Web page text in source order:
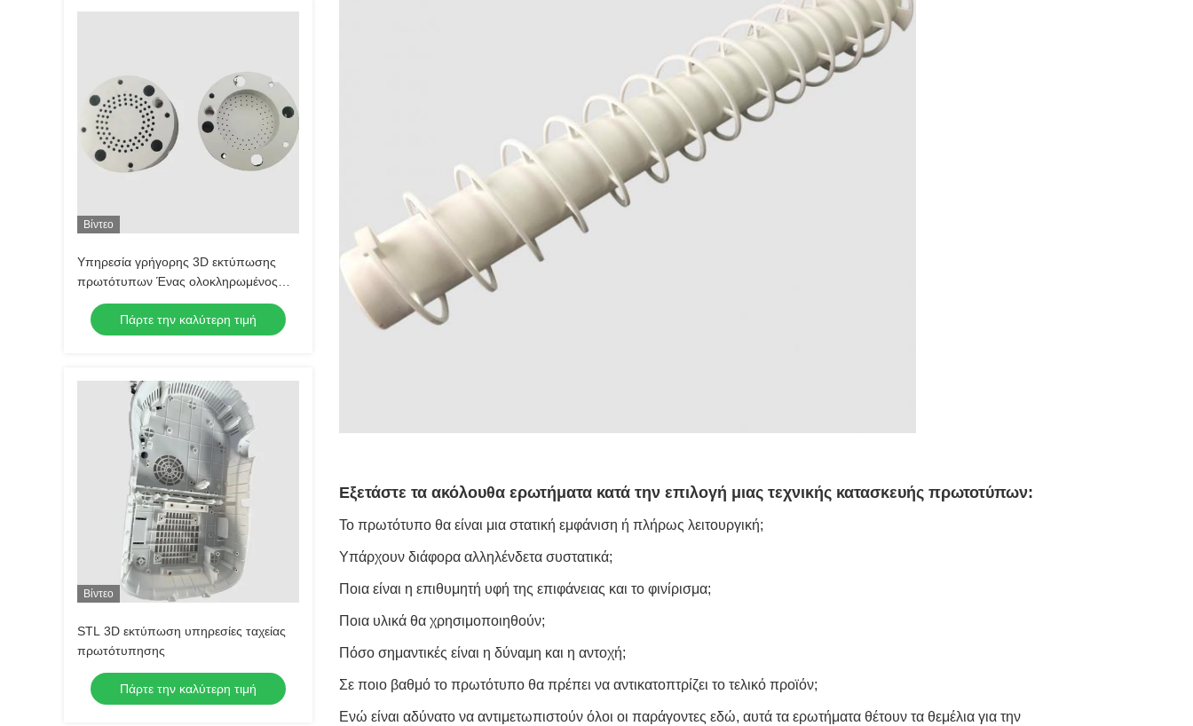
Βίντεο
Υπηρεσία γρήγορης 3D εκτύπωσης
πρωτότυπων Ένας ολοκληρωμένος
οδηγός για την επιλογή της καλύτερης
τεχνικήςΠάρτε την καλύτερη τιμή
Βίντεο
STL 3D εκτύπωση υπηρεσίες ταχείας
πρωτότυπησης
Πάρτε την καλύτερη τιμή
Εξετάστε τα ακόλουθα ερωτήματα κατά την επιλογή μιας τεχνικής κατασκευής πρωτοτύπων:
Το πρωτότυπο θα είναι μια στατική εμφάνιση ή πλήρως λειτουργική;
Υπάρχουν διάφορα αλληλένδετα συστατικά;
Ποια είναι η επιθυμητή υφή της επιφάνειας και το φινίρισμα;
Ποια υλικά θα χρησιμοποιηθούν;
Πόσο σημαντικές είναι η δύναμη και η αντοχή;
Σε ποιο βαθμό το πρωτότυπο θα πρέπει να αντικατοπτρίζει το τελικό προϊόν;
Ενώ είναι αδύνατο να αντιμετωπιστούν όλοι οι παράγοντες εδώ, αυτά τα ερωτήματα θέτουν τα θεμέλια για την